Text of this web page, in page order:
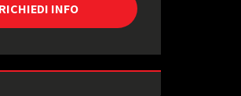
RICHIEDI INFO